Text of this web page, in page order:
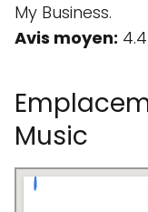
My Business.
Avis moyen:
Music